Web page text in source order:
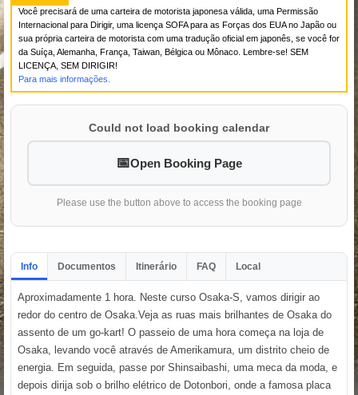
Você precisará de uma carteira de motorista japonesa válida, uma Permissão
Internacional para Dirigir, uma licença SOFA para as Forças dos EUA no Japão ou
sua própria carteira de motorista com uma tradução oficial em japonês, se você for
da Suíça, Alemanha, França, Taiwan, Bélgica ou Mônaco. Lembre-se! SEM
LICENÇA, SEM DIRIGIR!
Para mais informações.
Could not load booking calendar
Open Booking Page
Please use the button above to access the booking page
Info Documentos Itinerário FAQ Local
Aproximadamente 1 hora. Neste curso Osaka-S, vamos dirigir ao
redor do centro de Osaka.Veja as ruas mais brilhantes de Osaka do
assento de um go-kart! O passeio de uma hora começa na loja de
Osaka, levando você através de Amerikamura, um distrito cheio de
energia. Em seguida, passe por Shinsaibashi, uma meca da moda, e
depois dirija sob o brilho elétrico de Dotonbori, onde a famosa placa